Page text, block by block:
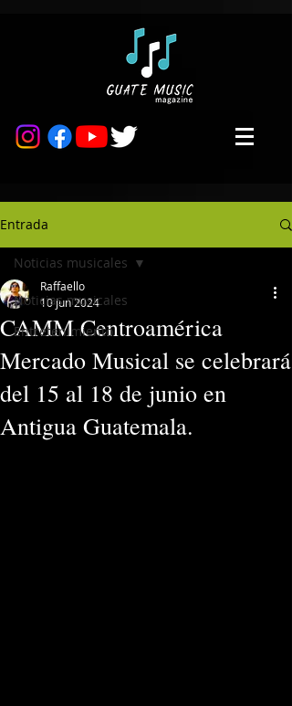
Entrada
Noticias musicales
Entretenimiento
Noticias musicales
CAMM Centroamérica
Mercado Musical se celebrará
del 15 al 18 de junio en
Antigua Guatemala.
Raffaello
10 jun 2024